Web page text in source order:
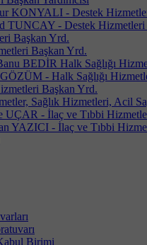
KONYALI - Destek
TUNCAY - Destek Hizmetleri
Başkan Yrd.
Başkan Yrd.
BEDİR Halk Sağlığı
- Halk Sağlığı
Başkan Yrd.
Sağlık Hizmetleri, Acil
UÇAR - İlaç ve Tıbbi
YAZICI - İlaç ve Tıbbi
Birimi